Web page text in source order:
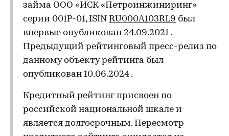
займа ООО «ИСК «Петроинжиниринг»
серии 001Р-01, ISIN RU000A103RL9 был
впервые опубликован 24.09.2021 .
Предыдущий рейтинговый пресс-релиз по
данному объекту рейтинга был
опубликован 10.06.2024 .
Кредитный рейтинг присвоен по
российской национальной шкале и
является долгосрочным. Пересмотр